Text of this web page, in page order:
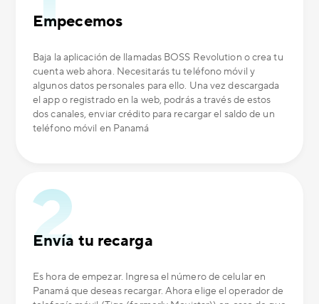
Empecemos
Baja la aplicación de llamadas BOSS Revolution o crea tu
cuenta web ahora. Necesitarás tu teléfono móvil y
algunos datos personales para ello. Una vez descargada
el app o registrado en la web, podrás a través de estos
dos canales, enviar crédito para recargar el saldo de un
teléfono móvil en Panamá
Envía tu recarga
Es hora de empezar. Ingresa el número de celular en
Panamá que deseas recargar. Ahora elige el operador de